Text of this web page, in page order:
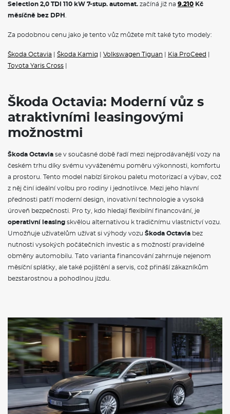
Octavia nabízí prostorný interiér a komfortní jízdu, což z ní činí
ideální volbu pro rodiny i jednotlivce. Pod kapotou najdete
splňují přísné emisní normy. Novinkou je také hybridní verze,
pohonem, a tak nabízí nižší spotřebu paliva a ekologičtější
provoz. Škoda Octavia
Klimatizace
Selection 2,0 TDI 110 kW 7-stup. automat. začíná již na 9.210 Kč
měsíčně bez DPH
Za podobnou cenu jako je tento vůz můžete mít také tyto modely:
Škoda Octavia Škoda Kamiq Volkswagen Tiguan Kia ProCeed
Toyota Yaris Cross
Škoda Octavia: Moderní vůz s
atraktivními leasingovými
možnostmi
Škoda Octavia se v současné době řadí mezi nejprodávanější vozy na
českém trhu díky svému vyváženému poměru výkonnosti, komfortu
a prostoru. Tento model nabízí širokou paletu motorizací a výbav, což
z něj činí ideální volbu pro rodiny i jednotlivce. Mezi jeho hlavní
přednosti patří moderní design, inovativní technologie a vysoká
úroveň bezpečnosti. Pro ty, kdo hledají flexibilní financování, je
operativní leasing skvělou alternativou k tradičnímu vlastnictví vozu.
Umožňuje uživatelům užívat si výhody vozu Škoda Octavia bez
nutnosti vysokých počátečních investic a s možností pravidelné
obměny automobilu. Tato varianta financování zahrnuje nejenom
měsíční splátky, ale také pojištění a servis, což přináší zákazníkům
bezstarostnou a pohodlnou jízdu.